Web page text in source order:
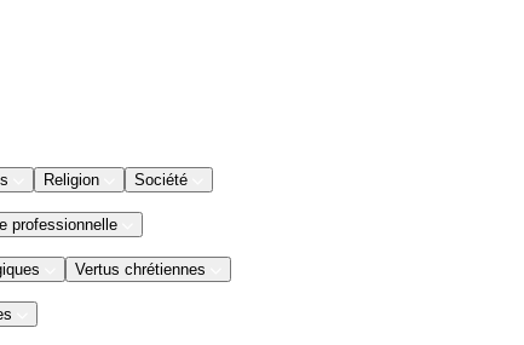
Religion Société
professionnelle
Vertus chrétiennes